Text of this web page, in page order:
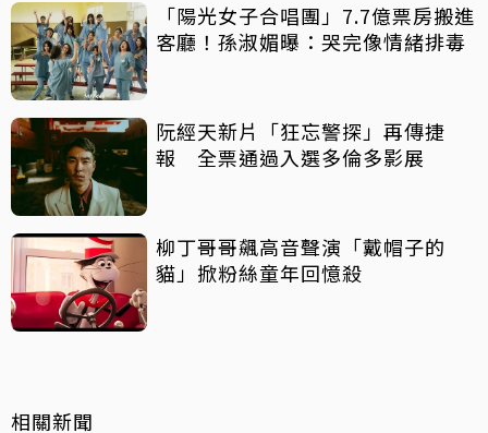
「陽光女子合唱團」7.7億票房搬進
客廳！孫淑媚曝：哭完像情緒排毒
阮經天新片「狂忘警探」再傳捷
報 全票通過入選多倫多影展
柳丁哥哥飆高音聲演「戴帽子的
貓」掀粉絲童年回憶殺
相關新聞